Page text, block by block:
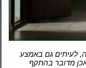
לעיתים גם באמצע
אכן מדובר בהתקף